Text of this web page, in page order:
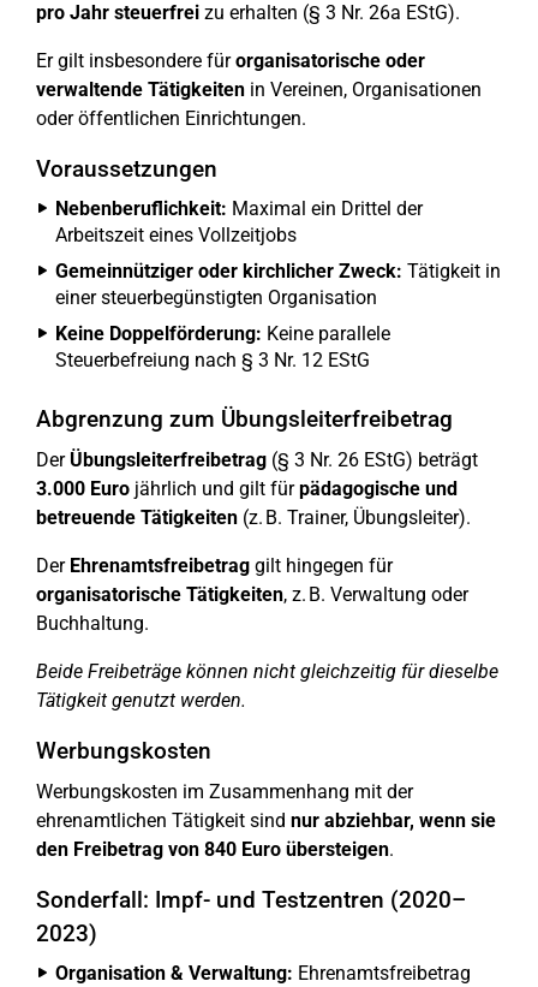
pro Jahr steuerfrei zu erhalten (§ 3 Nr. 26a EStG).
Er gilt insbesondere fürorganisatorische oder
verwaltende Tätigkeiten in Vereinen, Organisationen
oder öffentlichen Einrichtungen.
Voraussetzungen
Nebenberuflichkeit: Maximal ein Drittel der
Arbeitszeit eines Vollzeitjobs
Gemeinnütziger oder kirchlicher Zweck: Tätigkeit in
einer steuerbegünstigten Organisation
Keine Doppelförderung: Keine parallele
Steuerbefreiung nach § 3 Nr. 12 EStG
Abgrenzung zum Übungsleiterfreibetrag
Der Übungsleiterfreibetrag (§ 3 Nr. 26 EStG) beträgt
3.000 Euro jährlich und gilt fürpädagogische und
betreuende Tätigkeiten (z. B. Trainer, Übungsleiter).
Der Ehrenamtsfreibetrag gilt hingegen für
organisatorische Tätigkeiten, z. B. Verwaltung oder
Buchhaltung.
Beide Freibeträge können nicht gleichzeitig für dieselbe
Tätigkeit genutzt werden.
Werbungskosten
Werbungskosten im Zusammenhang mit der
ehrenamtlichen Tätigkeit sind nur abziehbar, wenn sie
den Freibetrag von 840 Euro übersteigen.
Sonderfall: Impf- und Testzentren (2020–
2023)
Organisation & Verwaltung: Ehrenamtsfreibetrag